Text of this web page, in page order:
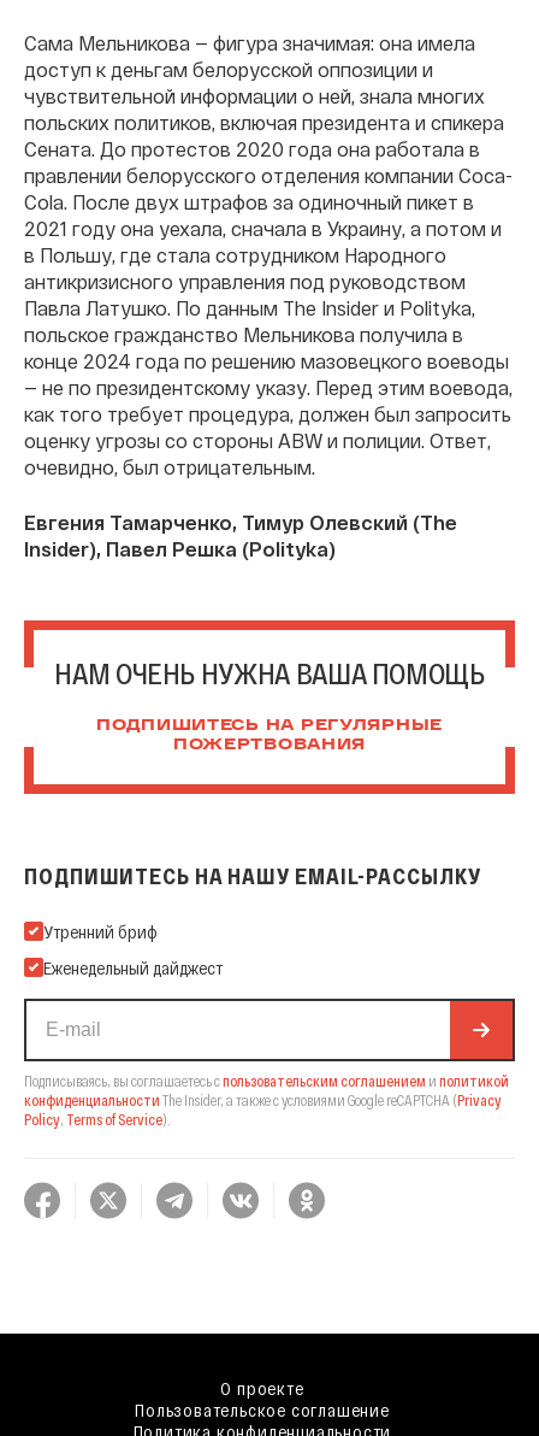
Сама Мельникова — фигура значимая: она имела
доступ к деньгам белорусской оппозиции и
чувствительной информации о ней, знала многих
польских политиков, включая президента и спикера
Сената. До протестов 2020 года она работала в
правлении белорусского отделения компании Coca-
Cola. После двух штрафов за одиночный пикет в
2021 году она уехала, сначала в Украину, а потом и
в Польшу, где стала сотрудником Народного
антикризисного управления под руководством
Павла Латушко. По данным The Insider и Polityka,
польское гражданство Мельникова получила в
конце 2024 года по решению мазовецкого воеводы
— не по президентскому указу. Перед этим воевода,
как того требует процедура, должен был запросить
оценку угрозы со стороны ABW и полиции. Ответ,
очевидно, был отрицательным.
Евгения Тамарченко, Тимур Олевский (The
Insider), Павел Решка (Polityka)
НАМ ОЧЕНЬ НУЖНА ВАША ПОМОЩЬ
ПОДПИШИТЕСЬ НА РЕГУЛЯРНЫЕ
ПОЖЕРТВОВАНИЯ
ПОДПИШИТЕСЬ НА НАШУ EMAIL-РАССЫЛКУ
Подпишитесь на нашу Email-рассылку
Утренний бриф
Еженедельный дайджест
Подписываясь, вы соглашаетесь спользовательским соглашением и политикой
конфиденциальности The Insider, а также с условиями Google reCAPTCHA (Privacy
Policy, Terms of Service).
О проекте
Пользовательское соглашение
Политика конфиденциальности